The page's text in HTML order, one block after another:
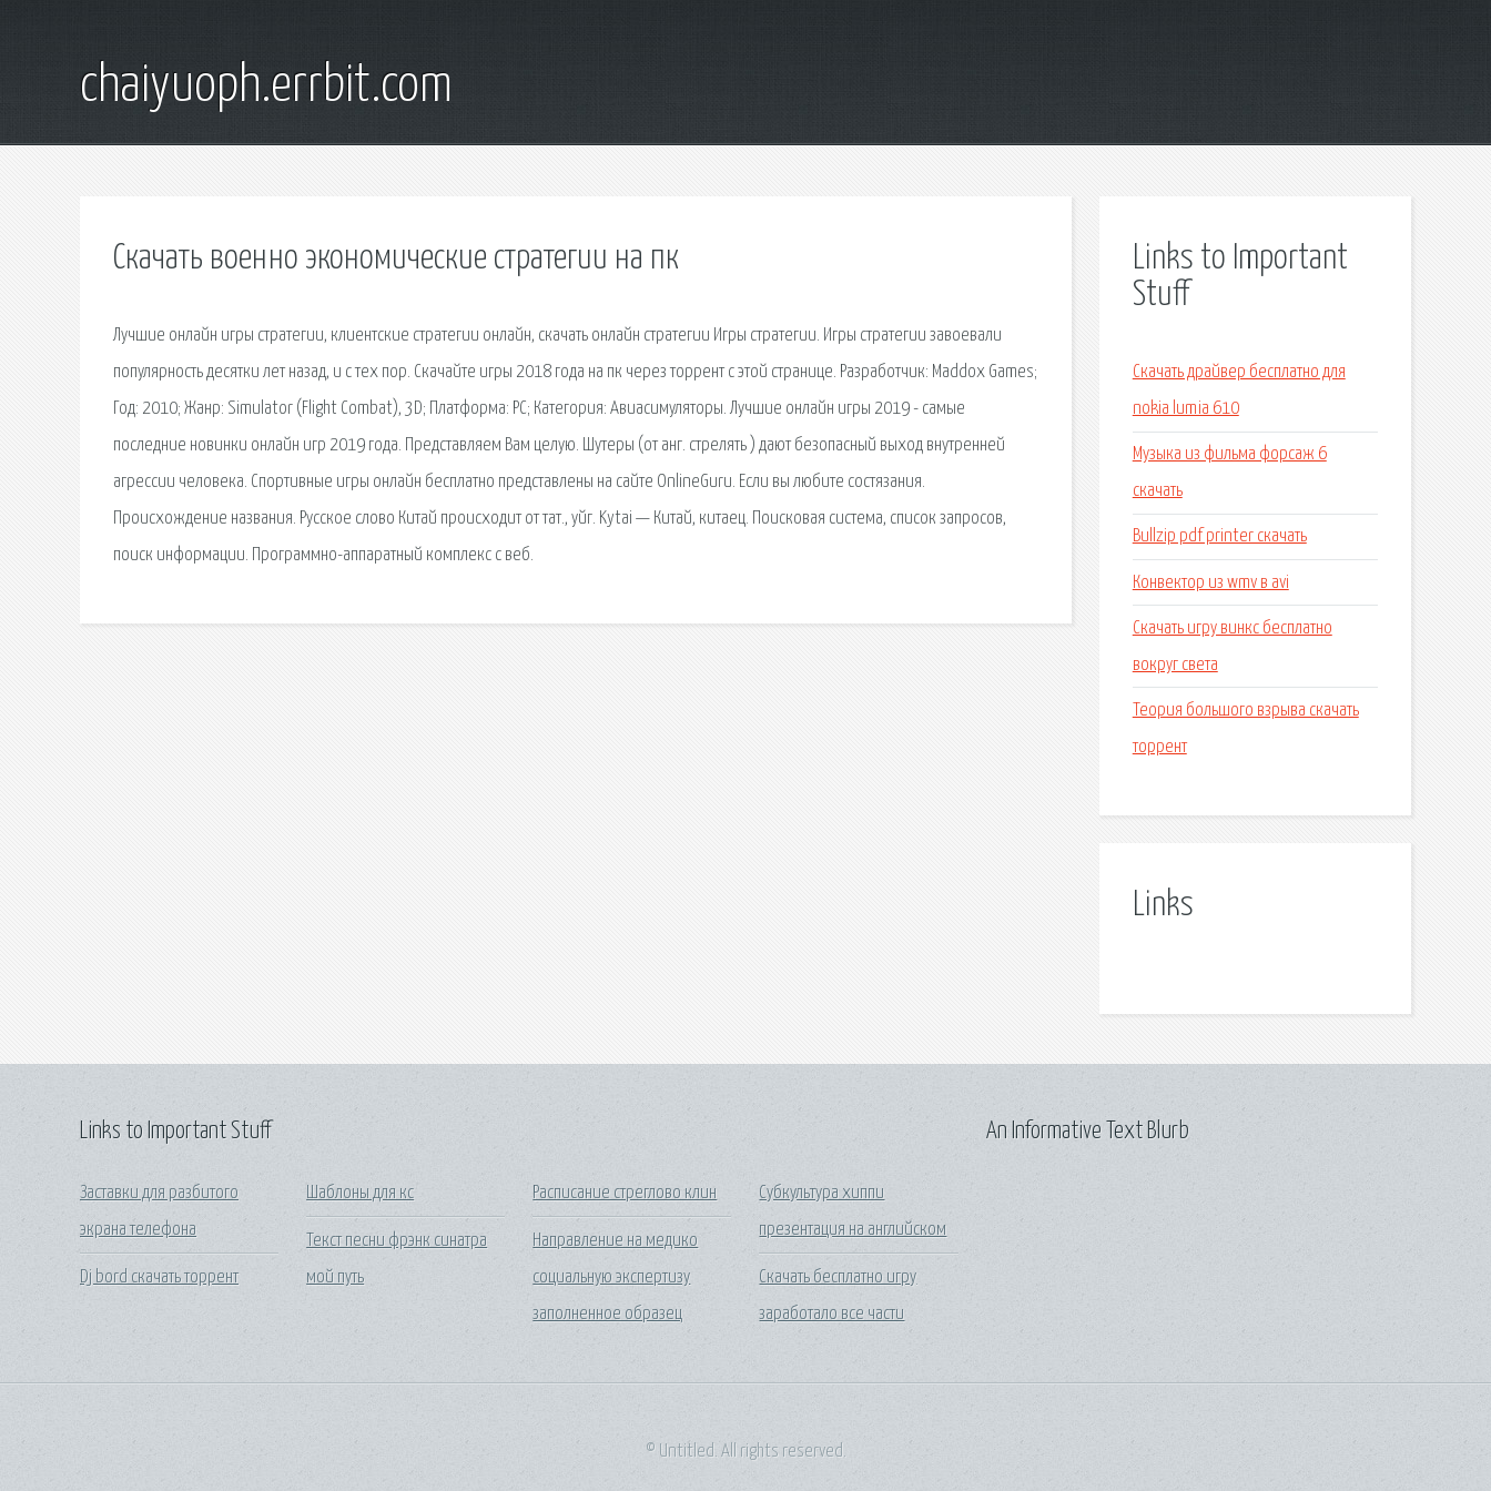
chaiyuoph.errbit.com
Скачать военно экономические стратегии на пк
Лучшие онлайн игры стратегии, клиентские стратегии онлайн, скачать онлайн стратегии Игры стратегии. Игры стратегии завоевали
популярность десятки лет назад, и с тех пор. Скачайте игры 2018 года на пк через торрент с этой странице. Разработчик: Maddox Games;
Год: 2010; Жанр: Simulator (Flight Combat), 3D; Платформа: PC; Категория: Авиасимуляторы. Лучшие онлайн игры 2019 - самые
последние новинки онлайн игр 2019 года. Представляем Вам целую. Шутеры (от анг. стрелять ) дают безопасный выход внутренней
агрессии человека. Спортивные игры онлайн бесплатно представлены на сайте OnlineGuru. Если вы любите состязания.
Происхождение названия. Русское слово Китай происходит от тат., уйг. Kytai — Китай, китаец. Поисковая сиcтема, список запросов,
поиск информации. Программно-аппаратный комплекс с веб.
Links to Important
Stuff
Скачать драйвер бесплатно для
nokia lumia 610
Музыка из фильма форсаж 6
скачать
Bullzip pdf printer скачать
Конвектор из wmv в avi
Скачать игру винкс бесплатно
вокруг света
Теория большого взрыва скачать
торрент
Links
Links to Important Stuff
Заставки для разбитого
экрана телефона
Dj bord скачать торрент
Шаблоны для кс
Текст песни фрэнк синатра
мой путь
Расписание стреглово клин
Направление на медико
социальную экспертизу
заполненное образец
Субкультура хиппи
презентация на английском
Скачать бесплатно игру
заработало все части
An Informative Text Blurb
© Untitled. All rights reserved.